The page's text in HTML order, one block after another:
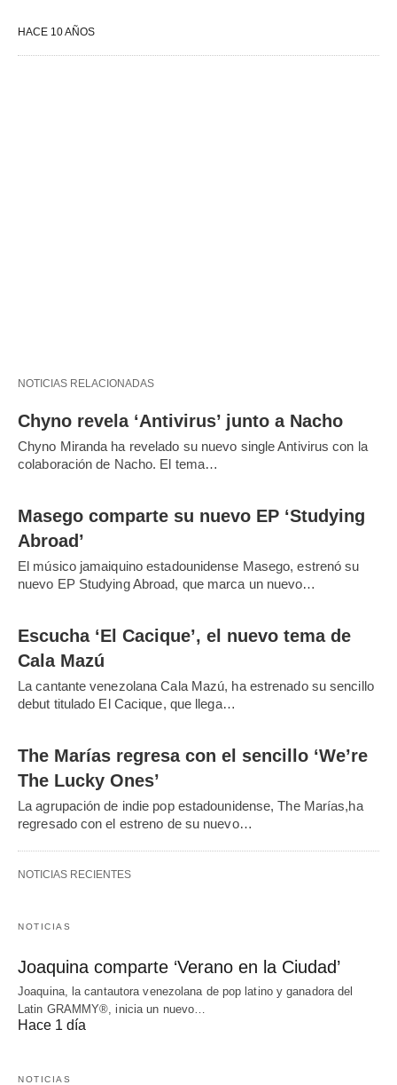
HACE 10 AÑOS
NOTICIAS RELACIONADAS
Chyno revela ‘Antivirus’ junto a Nacho
Chyno Miranda ha revelado su nuevo single Antivirus con la
colaboración de Nacho. El tema…
Masego comparte su nuevo EP ‘Studying
Abroad’
El músico jamaiquino estadounidense Masego, estrenó su
nuevo EP Studying Abroad, que marca un nuevo…
Escucha ‘El Cacique’, el nuevo tema de
Cala Mazú
La cantante venezolana Cala Mazú, ha estrenado su sencillo
debut titulado El Cacique, que llega…
The Marías regresa con el sencillo ‘We’re
The Lucky Ones’
La agrupación de indie pop estadounidense, The Marías,ha
regresado con el estreno de su nuevo…
NOTICIAS RECIENTES
NOTICIAS
Joaquina comparte ‘Verano en la Ciudad’
Joaquina, la cantautora venezolana de pop latino y ganadora del
Latin GRAMMY®, inicia un nuevo…
Hace 1 día
NOTICIAS